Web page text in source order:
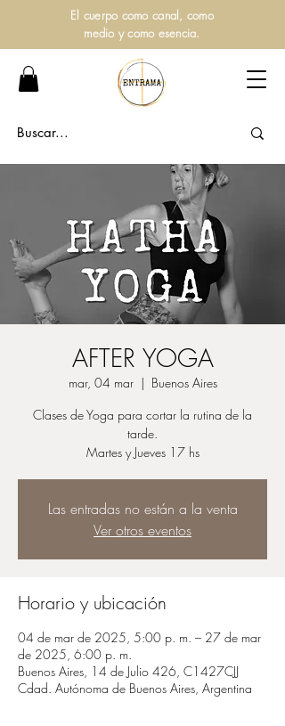
El cuerpo como canal, como
medio y como esencia.
AFTER YOGA
mar, 04 mar
  |
Buenos Aires
Clases de Yoga para cortar la rutina de la
tarde.
Martes y Jueves 17 hs
Las entradas no están a la venta
Ver otros eventos
Horario y ubicación
04 de mar de 2025, 5:00 p. m. – 27 de mar
de 2025, 6:00 p. m.
Buenos Aires, 14 de Julio 426, C1427CJJ
Cdad. Autónoma de Buenos Aires, Argentina